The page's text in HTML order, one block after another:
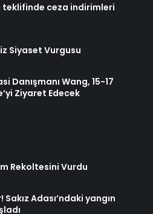
teklifinde ceza indirimleri
Siyaset Vurgusu
Danışmanı Wang, 15-17
Ziyaret Edecek
Rekoltesini Vurdu
Adası’ndaki yangın